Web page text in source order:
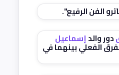
الفن الرفيع".
دور والدإسماعيل
الفعلي بينهما في